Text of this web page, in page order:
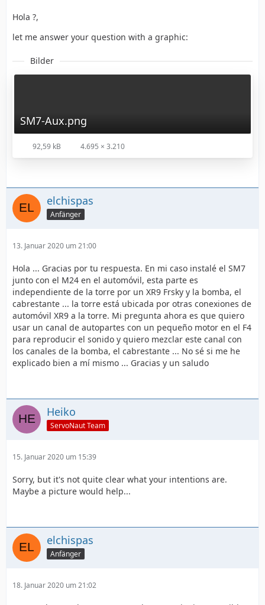
Hola ?,
let me answer your question with a graphic:
Bilder
SM7-Aux.png
92,59 kB 4.695 × 3.210
elchispas
Anfänger
13. Januar 2020 um 21:00
Hola ... Gracias por tu respuesta. En mi caso instalé el SM7
junto con el M24 en el automóvil, esta parte es
independiente de la torre por un XR9 Frsky y la bomba, el
cabrestante ... la torre está ubicada por otras conexiones de
automóvil XR9 a la torre. Mi pregunta ahora es que quiero
usar un canal de autopartes con un pequeño motor en el F4
para reproducir el sonido y quiero mezclar este canal con
los canales de la bomba, el cabrestante ... No sé si me he
explicado bien a mí mismo ... Gracias y un saludo
Heiko
ServoNaut Team
15. Januar 2020 um 15:39
Sorry, but it's not quite clear what your intentions are.
Maybe a picture would help...
elchispas
Anfänger
18. Januar 2020 um 21:02